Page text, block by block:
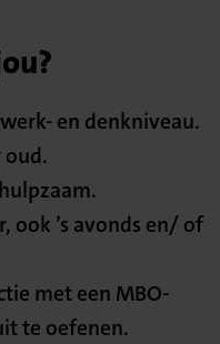
en denkniveau.
oud.
ook ’s avonds en/ of
met een MBO-
te oefenen.